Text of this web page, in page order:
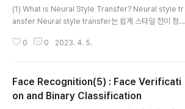
ursera, Convolutional Neural Networks, DeepLe
ep ConvNets learning?
(1) What is Neural Style Transfer? Neural style tr
ansfer Neural style transfer는 쉽게 스타일 전이 정도
ntent에 반영하여 새로운 이미지를 Generate하는 것이
는 unit 하나를 골라서 이를 가장 크게 활성화시키는 9개의
이미지 패치를 반복적으로 찾아봅니다. 이때 가장 크게 활
성화시킨다는 것은 활성화 함수에 가장 큰 영향을 준다로
0 0 2023. 4. 5.
Face Recognition(5) : Face Verificati
on and Binary Classification